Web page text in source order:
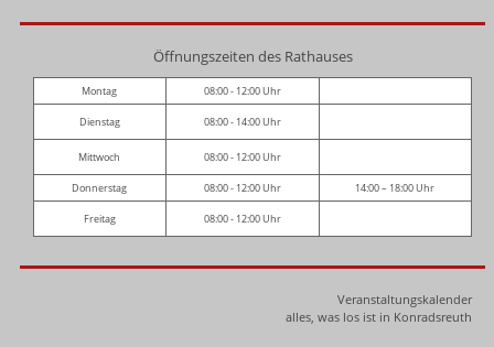
Öffnungszeiten des Rathauses
Montag 08:00 - 12:00 Uhr
Dienstag 08:00 - 14:00 Uhr
Mittwoch 08:00 - 12:00 Uhr
Donnerstag 08:00 - 12:00 Uhr 14:00 – 18:00 Uhr
Freitag 08:00 - 12:00 Uhr
Veranstaltungskalender
alles, was los ist in Konradsreuth